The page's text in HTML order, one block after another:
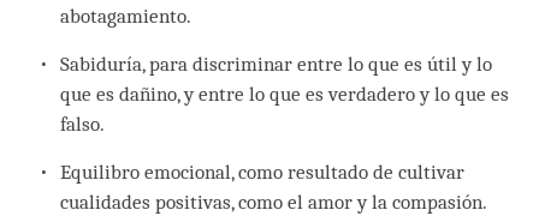
abotagamiento.
Sabiduría, para discriminar entre lo que es útil y lo
que es dañino, y entre lo que es verdadero y lo que es
falso.
Equilibro emocional, como resultado de cultivar
cualidades positivas, como el amor y la compasión.